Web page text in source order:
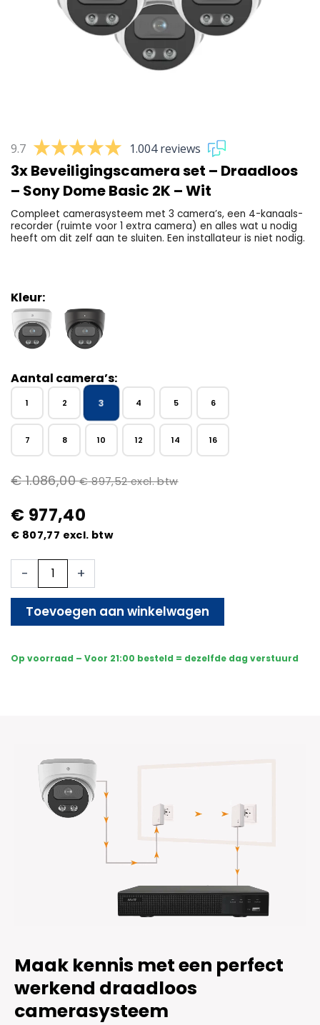
9.7 1.004 reviews
3x Beveiligingscamera set – Draadloos
– Sony Dome Basic 2K – Wit
Compleet camerasysteem met 3 camera’s, een 4-kanaals-
recorder (ruimte voor 1 extra camera) en alles wat u nodig
heeft om dit zelf aan te sluiten. Een installateur is niet nodig.
Kleur:
Aantal camera’s:
1 2 3 4 5 6
7 8 10 12 14 16
€1.086,00 €897,52excl. btw
€ 977,40
€ 807,77 excl. btw
-
Beveiligingscamera
Draadloos
Dome
+
Toevoegen aan winkelwagen
Op voorraad – Voor 21:00 besteld = dezelfde dag verstuurd
Maak kennis met een perfect
werkend draadloos
camerasysteem